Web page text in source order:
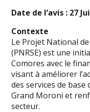
Date de l’avis : 27
Contexte
Le Projet National de
(PNRSE) est une
Comores avec le
visant à améliorer
des services de base
Grand Moroni et
secteur.